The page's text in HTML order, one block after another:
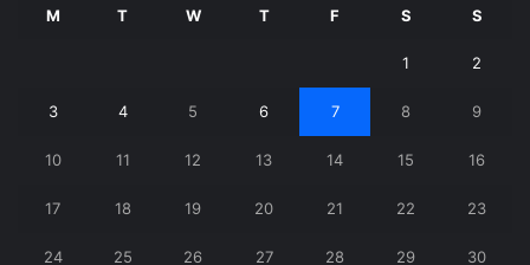
M T W T F S S
1 2
3 4 5 6 7 8 9
10 11 12 13 14 15 16
17 18 19 20 21 22 23
24 25 26 27 28 29 30